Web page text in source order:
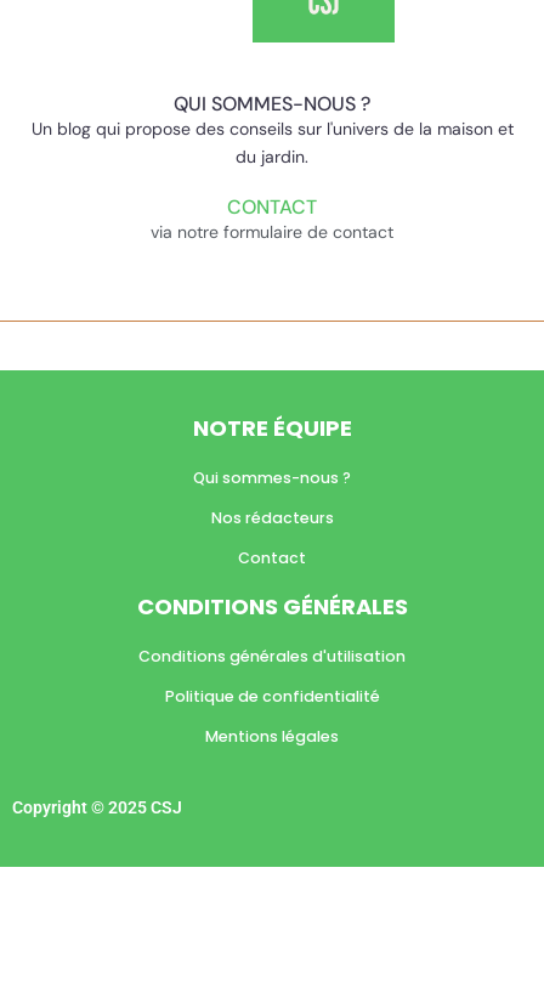
QUI SOMMES-NOUS ?
Un blog qui propose des conseils sur l'univers de la maison et
du jardin.
CONTACT
via notre formulaire de contact
NOTRE ÉQUIPE
Qui sommes-nous ?
Nos rédacteurs
Contact
CONDITIONS GÉNÉRALES
Conditions générales d'utilisation
Politique de confidentialité
Mentions légales
Copyright © 2025 CSJ